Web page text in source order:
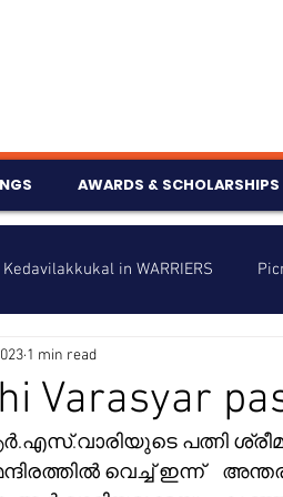
AWARDS & SCHOLARSHIPS
Kedavilakkukal in WARRIERS
Info
Varasyar
1 min read
പത്നി
വെച്ച് ഇന്ന്